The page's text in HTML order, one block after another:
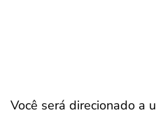
Você será direcionado a